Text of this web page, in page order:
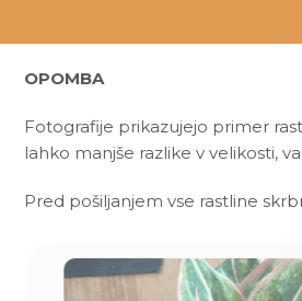
OPOMBA
Fotografije prikazujejo primer
lahko manjše razlike v velikosti,
Pred pošiljanjem vse rastline